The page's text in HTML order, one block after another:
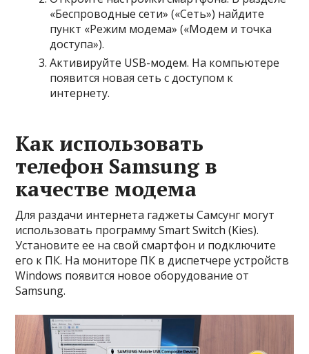
«Беспроводные сети» («Сеть») найдите
пункт «Режим модема» («Модем и точка
доступа»).
Активируйте USB-модем. На компьютере
появится новая сеть с доступом к
интернету.
Как использовать
телефон Samsung в
качестве модема
Для раздачи интернета гаджеты Самсунг могут
использовать программу Smart Switch (Kies).
Установите ее на свой смартфон и подключите
его к ПК. На мониторе ПК в диспетчере устройств
Windows появится новое оборудование от
Samsung.